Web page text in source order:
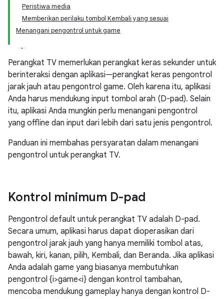
Peristiwa media
Memberikan perilaku tombol Kembali yang sesuai
Menangani pengontrol untuk game
Perangkat TV memerlukan perangkat keras sekunder untuk
berinteraksi dengan aplikasi—perangkat keras pengontrol
jarak jauh atau pengontrol game. Oleh karena itu, aplikasi
Anda harus mendukung input tombol arah (D-pad). Selain
itu, aplikasi Anda mungkin perlu menangani pengontrol
yang offline dan input dari lebih dari satu jenis pengontrol.
Panduan ini membahas persyaratan dalam menangani
pengontrol untuk perangkat TV.
Kontrol minimum D-pad
Pengontrol default untuk perangkat TV adalah D-pad.
Secara umum, aplikasi harus dapat dioperasikan dari
pengontrol jarak jauh yang hanya memiliki tombol atas,
bawah, kiri, kanan, pilih, Kembali, dan Beranda. Jika aplikasi
Anda adalah game yang biasanya membutuhkan
pengontrol {i>game<i} dengan kontrol tambahan,
mencoba mendukung gameplay hanya dengan kontrol D-